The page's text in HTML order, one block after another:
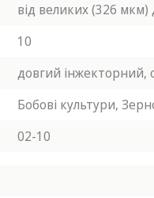
від великих (326
10
довгий інжекторний,
Бобові культури,
02-10